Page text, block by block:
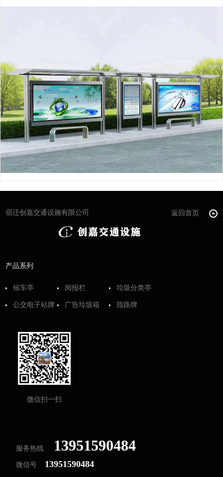
宿迁创嘉交通设施有限公司 返回首页
产品系列
候车亭 阅报栏 垃圾分类亭
公交电子站牌 广告垃圾箱 指路牌
微信扫一扫
服务热线 13951590484
微信号 13951590484